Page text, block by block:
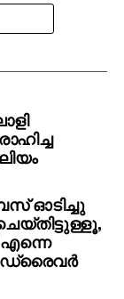
ഓടിച്ചു
എന്നെ
ഡ്രൈവര്‍